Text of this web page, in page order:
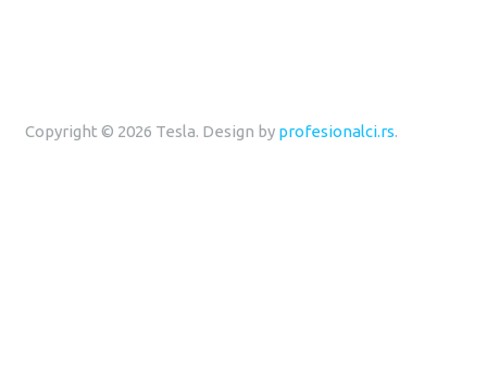
Copyright © 2026 Tesla. Design by profesionalci.rs.